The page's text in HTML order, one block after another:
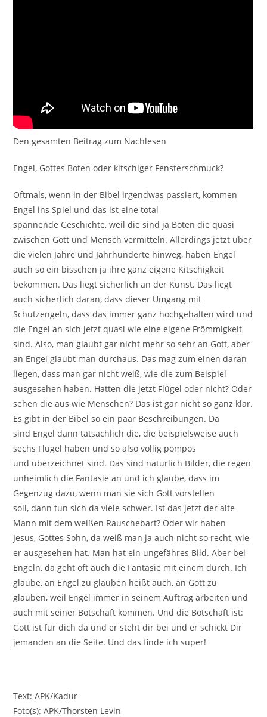
Den gesamten Beitrag zum Nachlesen
Engel, Gottes Boten oder kitschiger Fensterschmuck?
Oftmals, wenn in der Bibel irgendwas passiert, kommen
Engel ins Spiel und das ist eine total
spannende Geschichte, weil die sind ja Boten die quasi
zwischen Gott und Mensch vermitteln. Allerdings jetzt über
die vielen Jahre und Jahrhunderte hinweg, haben Engel
auch so ein bisschen ja ihre ganz eigene Kitschigkeit
bekommen. Das liegt sicherlich an der Kunst. Das liegt
auch sicherlich daran, dass dieser Umgang mit
Schutzengeln, dass das immer ganz hochgehalten wird und
die Engel an sich jetzt quasi wie eine eigene Frömmigkeit
sind. Also, man glaubt gar nicht mehr so sehr an Gott, aber
an Engel glaubt man durchaus. Das mag zum einen daran
liegen, dass man gar nicht weiß, wie die zum Beispiel
ausgesehen haben. Hatten die jetzt Flügel oder nicht? Oder
sehen die aus wie Menschen? Das ist gar nicht so ganz klar.
Es gibt in der Bibel so ein paar Beschreibungen. Da
sind Engel dann tatsächlich die, die beispielsweise auch
sechs Flügel haben und so also völlig pompös
und überzeichnet sind. Das sind natürlich Bilder, die regen
unheimlich die Fantasie an und ich glaube, dass im
Gegenzug dazu, wenn man sie sich Gott vorstellen
soll, dann tun sich da viele schwer. Ist das jetzt der alte
Mann mit dem weißen Rauschebart? Oder wir haben
Jesus, Gottes Sohn, da weiß man ja auch nicht so recht, wie
er ausgesehen hat. Man hat ein ungefähres Bild. Aber bei
Engeln, da geht oft auch die Fantasie mit einem durch. Ich
glaube, an Engel zu glauben heißt auch, an Gott zu
glauben, weil Engel immer in seinem Auftrag arbeiten und
auch mit seiner Botschaft kommen. Und die Botschaft ist:
Gott ist für dich da und er steht dir bei und er schickt Dir
jemanden an die Seite. Und das finde ich super!
Text: APK/Kadur
Foto(s): APK/Thorsten Levin